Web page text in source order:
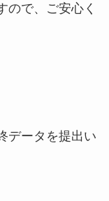
ので、ご安心く
データを提出い